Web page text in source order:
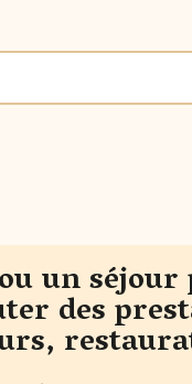
un
des